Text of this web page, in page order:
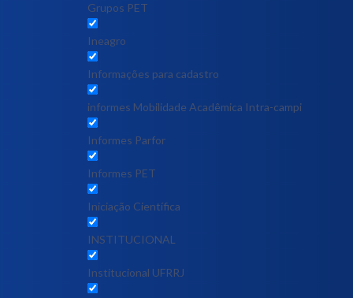
Grupos PET
Ineagro
Informações para cadastro
informes Mobilidade Acadêmica Intra-campi
Informes Parfor
Informes PET
Iniciação Científica
INSTITUCIONAL
Institucional UFRRJ